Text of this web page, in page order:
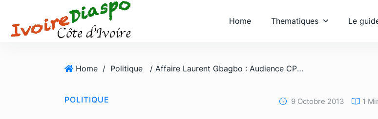
Home Thematiques Le
Home / Politique / Affaire Laurent Gbagbo : Audience CPI, Chambre préliminaire I, 9 octobre 2013 — 2ème PARTIE
POLITIQUE 9 Octobre 2013 1